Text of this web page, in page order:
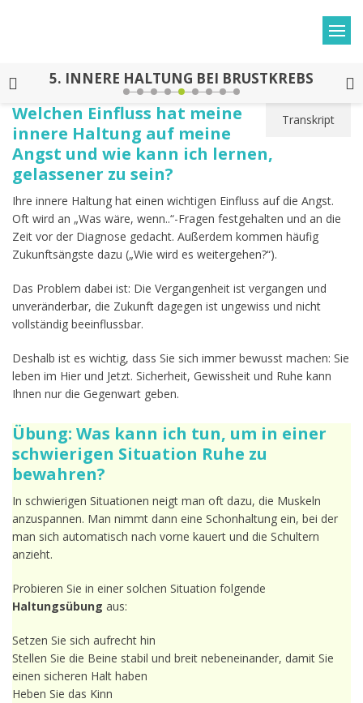
5. INNERE HALTUNG BEI BRUSTKREBS
Transkript
Welchen Einfluss hat meine
innere Haltung auf meine
Angst und wie kann ich lernen,
gelassener zu sein?
Ihre innere Haltung hat einen wichtigen Einfluss auf die Angst.
Oft wird an „Was wäre, wenn..“-Fragen festgehalten und an die
Zeit vor der Diagnose gedacht. Außerdem kommen häufig
Zukunftsängste dazu („Wie wird es weitergehen?“).
Das Problem dabei ist: Die Vergangenheit ist vergangen und
unveränderbar, die Zukunft dagegen ist ungewiss und nicht
vollständig beeinflussbar.
Deshalb ist es wichtig, dass Sie sich immer bewusst machen: Sie
leben im Hier und Jetzt. Sicherheit, Gewissheit und Ruhe kann
Ihnen nur die Gegenwart geben.
Übung: Was kann ich tun, um in einer
schwierigen Situation Ruhe zu
bewahren?
In schwierigen Situationen neigt man oft dazu, die Muskeln
anzuspannen. Man nimmt dann eine Schonhaltung ein, bei der
man sich automatisch nach vorne kauert und die Schultern
anzieht.
Probieren Sie in einer solchen Situation folgende
Haltungsübung aus:
Setzen Sie sich aufrecht hin
Stellen Sie die Beine stabil und breit nebeneinander, damit Sie
einen sicheren Halt haben
Heben Sie das Kinn